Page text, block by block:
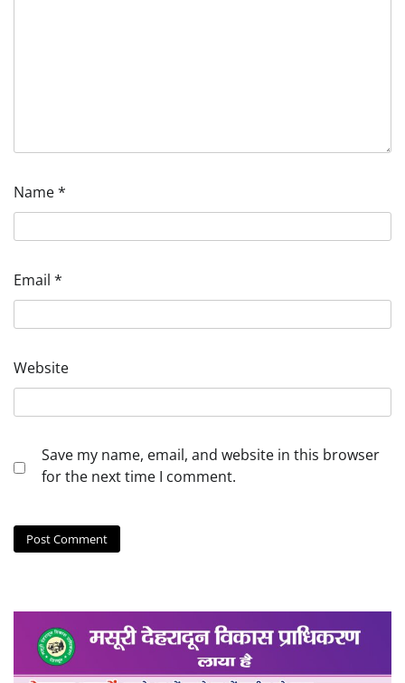
Name*
Email *
Website
Save my name, email, and website in this browser
for the next time I comment.